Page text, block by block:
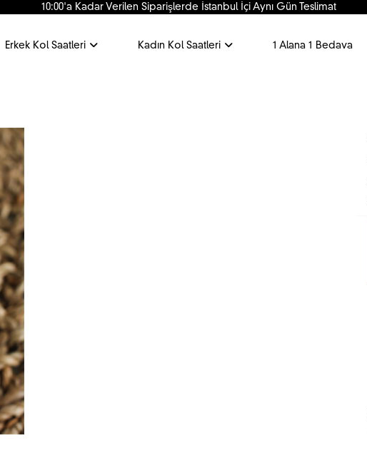
10:00'a Kadar Verilen Siparişlerde İstanbul İçi Aynı Gün Teslimat
Erkek Kol Saatleri Kadın Kol Saatleri 1 Alana 1 Bedava